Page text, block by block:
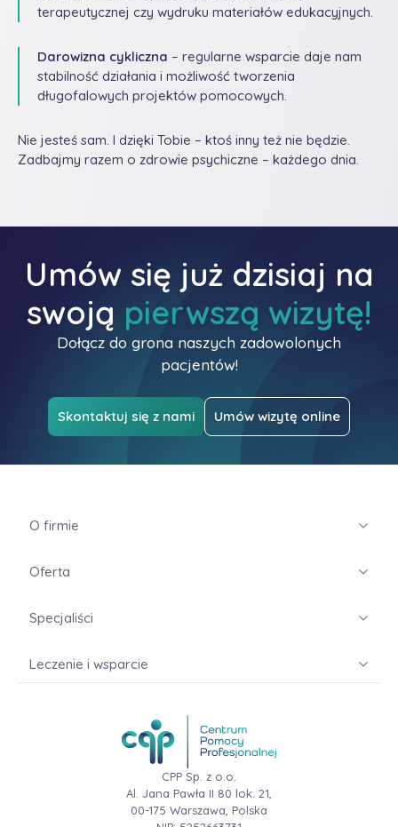
terapeutycznej czy wydruku materiałów edukacyjnych.
Darowizna cykliczna – regularne wsparcie daje nam
stabilność działania i możliwość tworzenia
długofalowych projektów pomocowych.
Nie jesteś sam. I dzięki Tobie – ktoś inny też nie będzie.
Zadbajmy razem o zdrowie psychiczne – każdego dnia.
Umów się już dzisiaj na
swoją pierwszą wizytę!
Dołącz do grona naszych zadowolonych
pacjentów!
Skontaktuj się z nami Umów wizytę online
CPP Sp. z o.o.
Al. Jana Pawła II 80 lok. 21,
00-175 Warszawa, Polska
O firmie
Oferta
Specjaliści
Leczenie i wsparcie